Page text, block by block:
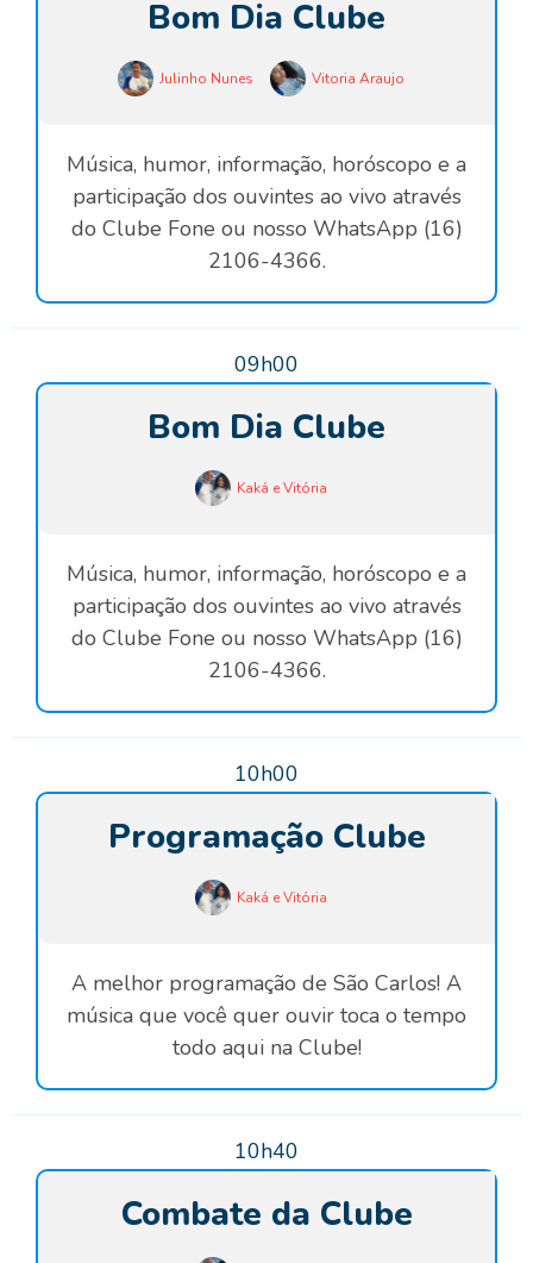
Bom Dia Clube
Julinho Nunes Vitoria Araujo
Música, humor, informação, horóscopo e a
participação dos ouvintes ao vivo através
do Clube Fone ou nosso WhatsApp (16)
2106-4366.
09h00
Bom Dia Clube
Kaká e Vitória
Música, humor, informação, horóscopo e a
participação dos ouvintes ao vivo através
do Clube Fone ou nosso WhatsApp (16)
2106-4366.
10h00
Programação Clube
Kaká e Vitória
A melhor programação de São Carlos! A
música que você quer ouvir toca o tempo
todo aqui na Clube!
10h40
Combate da Clube